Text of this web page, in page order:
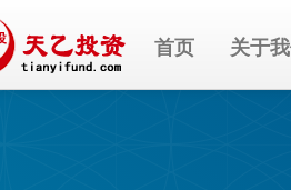
首页 关于